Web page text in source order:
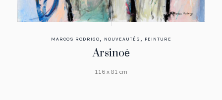
MARCOS RODRIGO, NOUVEAUTÉS , PEINTURE
Arsinoė
116 x 81 cm